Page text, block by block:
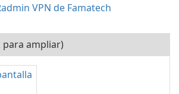
VPN de Famatech
para ampliar)